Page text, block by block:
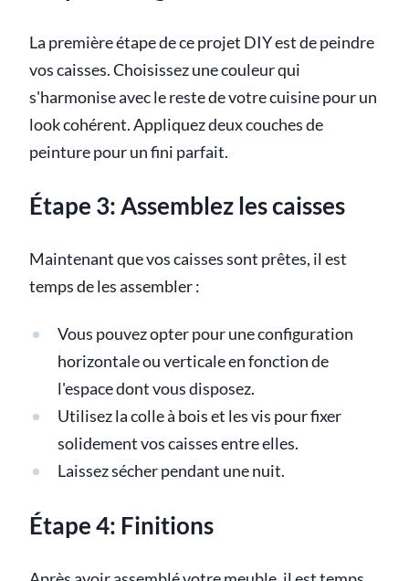
La première étape de ce projet DIY est de peindre
vos caisses. Choisissez une couleur qui
s'harmonise avec le reste de votre cuisine pour un
look cohérent. Appliquez deux couches de
peinture pour un fini parfait.
Étape 3: Assemblez les caisses
Maintenant que vos caisses sont prêtes, il est
temps de les assembler :
Vous pouvez opter pour une configuration
horizontale ou verticale en fonction de
l'espace dont vous disposez.
Utilisez la colle à bois et les vis pour fixer
solidement vos caisses entre elles.
Laissez sécher pendant une nuit.
Étape 4: Finitions